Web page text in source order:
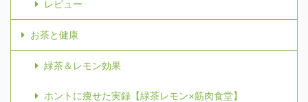
レビュー
お茶と健康
緑茶＆レモン効果
ホントに痩せた実録【緑茶レモン×筋肉食堂】